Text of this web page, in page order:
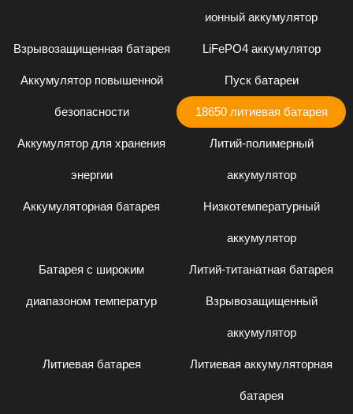
ионный аккумулятор
Взрывозащищенная батарея LiFePO4 аккумулятор
Аккумулятор повышенной
безопасности
Пуск батареи
18650 литиевая батарея
Аккумулятор для хранения
энергии
Литий-полимерный
аккумулятор
Аккумуляторная батарея Низкотемпературный
аккумулятор
Батарея с широким
диапазоном температур
Литий-титанатная батарея
Взрывозащищенный
аккумулятор
Литиевая батарея Литиевая аккумуляторная
батарея